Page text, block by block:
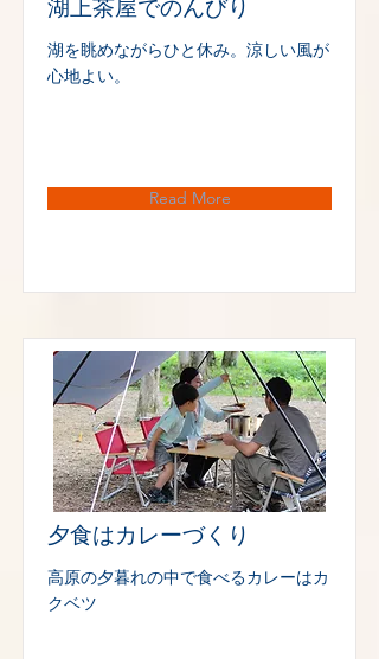
湖上茶屋でのんびり
湖を眺めながらひと休み。涼しい風が
心地よい。
Read More
夕食はカレーづくり
高原の夕暮れの中で食べるカレーはカ
クベツ